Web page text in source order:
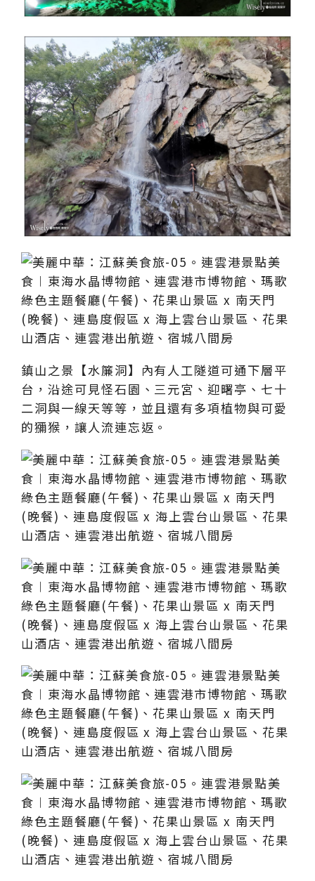
鎮山之景【水簾洞】內有人工隧道可通下層平
台，沿途可見怪石園、三元宮、迎曙亭、七十
二洞與一線天等等，並且還有多項植物與可愛
的獼猴，讓人流連忘返。